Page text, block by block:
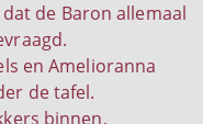
de Baron allemaal
en Amelioranna
de tafel.
binnen,